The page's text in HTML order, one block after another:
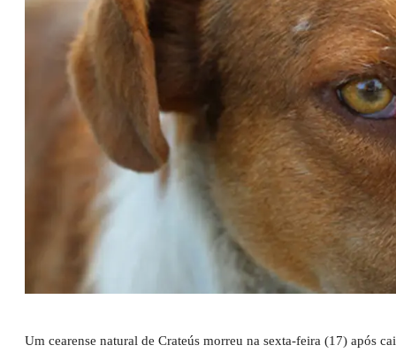
Um cearense natural de Crateús morreu na sexta-feira (17) após